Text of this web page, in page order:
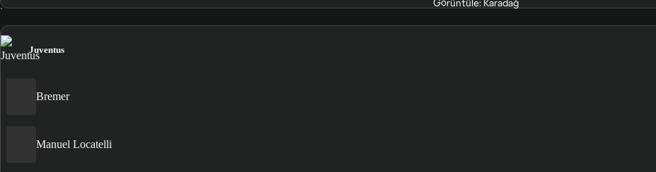
Görüntüle: Karadağ
Juventus
Bremer
Manuel Locatelli